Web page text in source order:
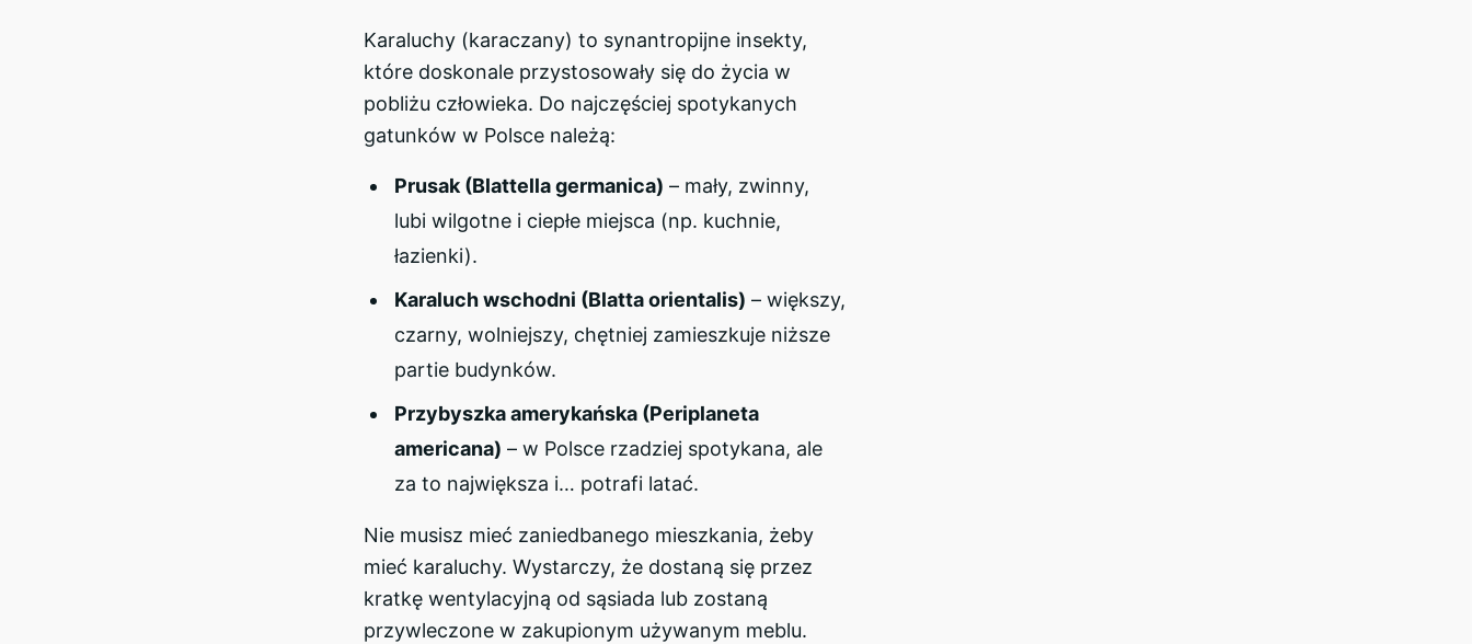
Karaluchy (karaczany) to synantropijne insekty,
które doskonale przystosowały się do życia w
pobliżu człowieka. Do najczęściej spotykanych
gatunków w Polsce należą:
Prusak (Blattella germanica) – mały, zwinny,
lubi wilgotne i ciepłe miejsca (np. kuchnie,
łazienki).
Karaluch wschodni (Blatta orientalis) – większy,
czarny, wolniejszy, chętniej zamieszkuje niższe
partie budynków.
Przybyszka amerykańska (Periplaneta
americana) – w Polsce rzadziej spotykana, ale
za to największa i… potrafi latać.
Nie musisz mieć zaniedbanego mieszkania, żeby
mieć karaluchy. Wystarczy, że dostaną się przez
kratkę wentylacyjną od sąsiada lub zostaną
przywleczone w zakupionym używanym meblu.